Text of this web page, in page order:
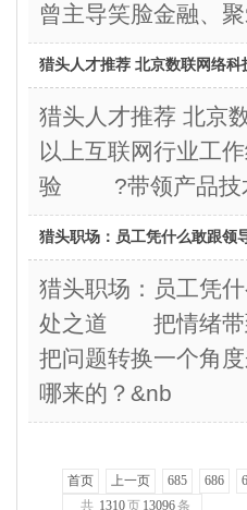
曾主导笑脸金融、
猎头人才推荐 北京数联网络科
猎头人才推荐 北
以上互联网行业工
验 ?带领产品技
猎头职场：员工凭什么敢跟领
猎头职场：员工凭
处之道 把情绪带
把问题转换一个角
哪来的？&nb
首页 上一页 685 686
共 1310页 13096条